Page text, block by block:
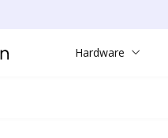
Hardware